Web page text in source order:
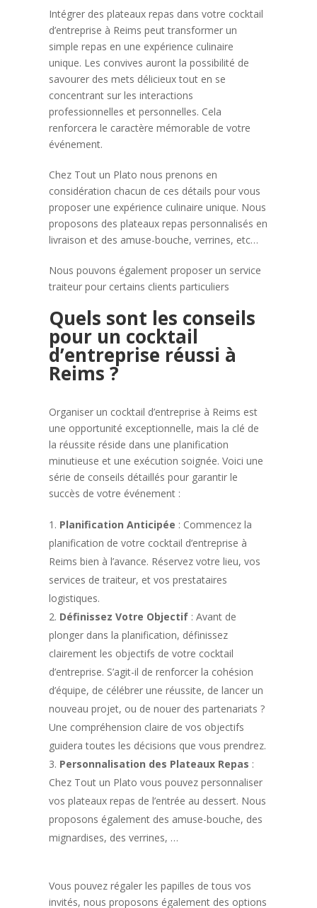
Intégrer des plateaux repas dans votre cocktail
d’entreprise à Reims peut transformer un
simple repas en une expérience culinaire
unique. Les convives auront la possibilité de
savourer des mets délicieux tout en se
concentrant sur les interactions
professionnelles et personnelles. Cela
renforcera le caractère mémorable de votre
événement.
Chez Tout un Plato nous prenons en
considération chacun de ces détails pour vous
proposer une expérience culinaire unique. Nous
proposons des plateaux repas personnalisés en
livraison et des amuse-bouche, verrines, etc…
Nous pouvons également proposer un service
traiteur pour certains clients particuliers
Quels sont les conseils
pour un cocktail
d’entreprise réussi à
Reims ?
Organiser un cocktail d’entreprise à Reims est
une opportunité exceptionnelle, mais la clé de
la réussite réside dans une planification
minutieuse et une exécution soignée. Voici une
série de conseils détaillés pour garantir le
succès de votre événement :
Planification Anticipée : Commencez la
planification de votre cocktail d’entreprise à
Reims bien à l’avance. Réservez votre lieu, vos
services de traiteur, et vos prestataires
logistiques.
Définissez Votre Objectif: Avant de
plonger dans la planification, définissez
clairement les objectifs de votre cocktail
d’entreprise. S’agit-il de renforcer la cohésion
d’équipe, de célébrer une réussite, de lancer un
nouveau projet, ou de nouer des partenariats ?
Une compréhension claire de vos objectifs
guidera toutes les décisions que vous prendrez.
Personnalisation des Plateaux Repas :
Chez Tout un Plato vous pouvez personnaliser
vos plateaux repas de l’entrée au dessert. Nous
proposons également des amuse-bouche, des
mignardises, des verrines, …
Vous pouvez régaler les papilles de tous vos
invités, nous proposons également des options